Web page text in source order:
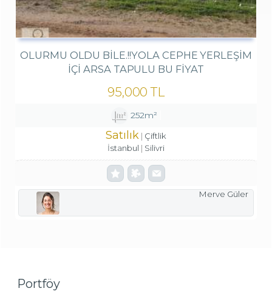
OLURMU OLDU BİLE.!!YOLA CEPHE YERLEŞİM
İÇİ ARSA TAPULU BU FİYAT
95,000 TL
252m²
Satılık
Çiftlik
İstanbul
Silivri
Merve Güler
Portföy